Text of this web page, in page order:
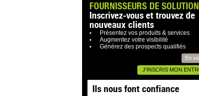
FOURNISSEURS DE
Inscrivez-vous et trouvez de
nouveaux clients
Présentez vos produits & services
Augmentez votre visibilité
Générez des prospects qualifiés
En
J'INSCRIS MON
Ils nous font confiance